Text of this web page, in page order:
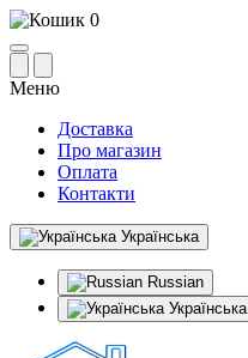
0
Меню
Доставка
Про магазин
Оплата
Контакти
Українська
Russian
Українська